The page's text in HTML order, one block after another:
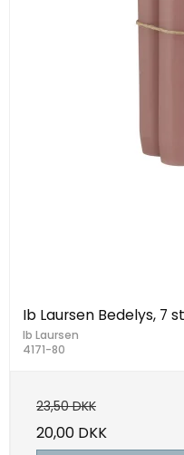
Ib Laursen Bedelys, 7
Ib Laursen
4171-80
23,50 DKK
20,00 DKK